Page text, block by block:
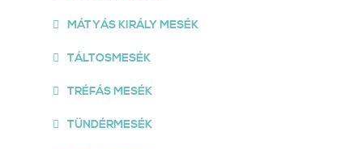
MÁTYÁS KIRÁLY MESÉK
TÁLTOSMESÉK
TRÉFÁS MESÉK
TÜNDÉRMESÉK